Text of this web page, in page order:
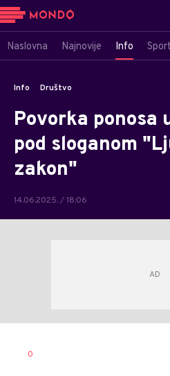
Naslovna Najnovije Info Sport
Info Društvo
Povorka ponosa
pod sloganom
zakon"
14.06.2025. / 18:06
AUTOR
0